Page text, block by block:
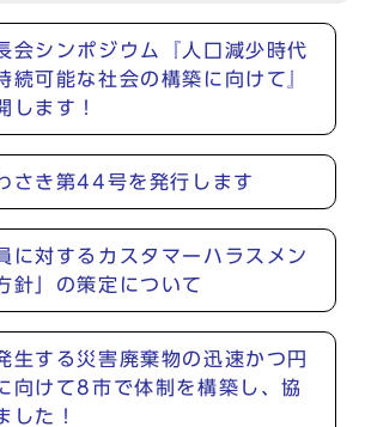
会シンポジウム『人口減少時代
続可能な社会の構築に向けて』
します！
さき第44号を発行します
に対するカスタマーハラスメン
針」の策定について
生する災害廃棄物の迅速かつ円
向けて8市で体制を構築し、協
した！